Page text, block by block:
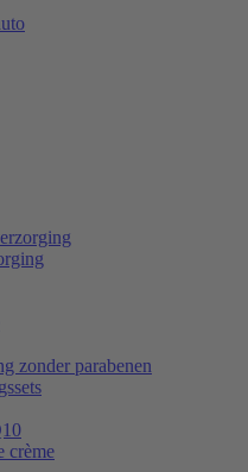
zonder parabenen
crème